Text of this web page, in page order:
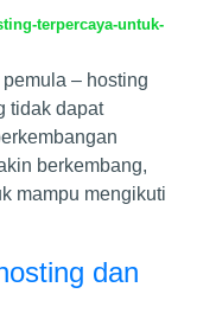
terpercaya-untuk-
– hosting
tidak dapat
berkembang,
mampu mengikuti
dan